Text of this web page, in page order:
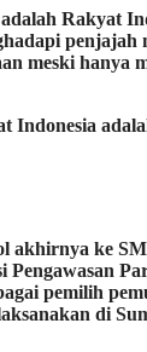
Rakyat
penjajah
meski hanya
Indonesia
akhirnya ke
Pengawasan
pemilih
di